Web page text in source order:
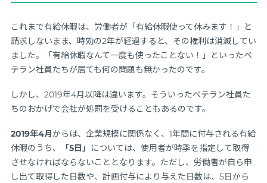
これまで有給休暇は、労働者が「有給休暇使って休みます！」と
請求しないまま、時効の2年が経過すると、その権利は消滅してい
ました。「有給休暇なんて一度も使ったことない！」といったベ
テラン社員たちが居ても何の問題も無かったのです。
しかし、2019年4月以降は違います。そういったベテラン社員た
ちのおかげで会社が処罰を受けることもあるのです。
2019年4月からは、企業規模に関係なく、1年間に付与される有給
休暇のうち、
「5日」
については、使用者が時季を指定して取得
させなければならないこととなります。ただし、労働者が自ら申
し出て取得した日数や、計画付与により与えた日数は、5日から